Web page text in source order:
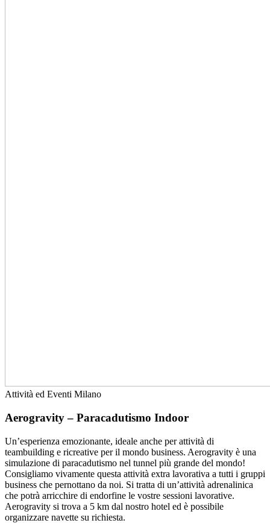
Attività ed Eventi Milano
Aerogravity – Paracadutismo Indoor
Un’esperienza emozionante, ideale anche per attività di
teambuilding e ricreative per il mondo business. Aerogravity è una
simulazione di paracadutismo nel tunnel più grande del mondo!
Consigliamo vivamente questa attività extra lavorativa a tutti i gruppi
business che pernottano da noi. Si tratta di un’attività adrenalinica
che potrà arricchire di endorfine le vostre sessioni lavorative.
Aerogravity si trova a 5 km dal nostro hotel ed è possibile
organizzare navette su richiesta.